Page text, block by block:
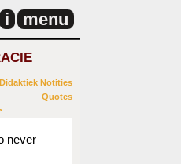
i menu
Didaktiek Notities
Quotes
never